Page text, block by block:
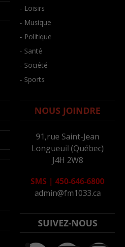
- Loisirs
- Musique
- Politique
- Santé
- Société
- Sports
NOUS JOINDRE
91,rue Saint-Jean
Longueuil (Québec)
J4H 2W8
SMS | 450-646-6800
admin@fm1033.ca
SUIVEZ-NOUS